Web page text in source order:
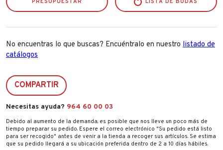
No encuentras lo que buscas? Encuéntralo en nuestro listado de
catálogos
COMPARTIR
Necesitas ayuda? 964 60 00 03
Debido al aumento de la demanda, es posible que nos lleve un poco más de
tiempo preparar su pedido. Espere el correo electrónico "Su pedido está listo
para ser recogido" antes de venir a la tienda a recoger sus artículos. Se estima
que su pedido llegará a su ubicación preferida dentro de 2 a 10 días hábiles.